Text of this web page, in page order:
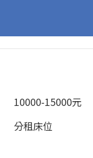
10000-15000元
分租床位